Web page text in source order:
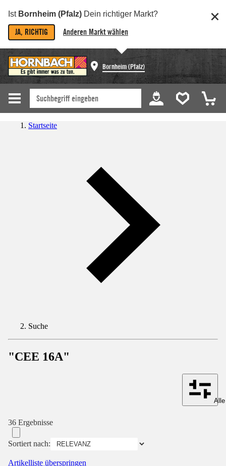
Ist Bornheim (Pfalz) Dein richtiger Markt?
JA, RICHTIG Anderen Markt wählen
Bornheim (Pfalz)
Startseite
Suche
"CEE 16A"
36 Ergebnisse
Sortiert nach:
Artikelliste überspringen